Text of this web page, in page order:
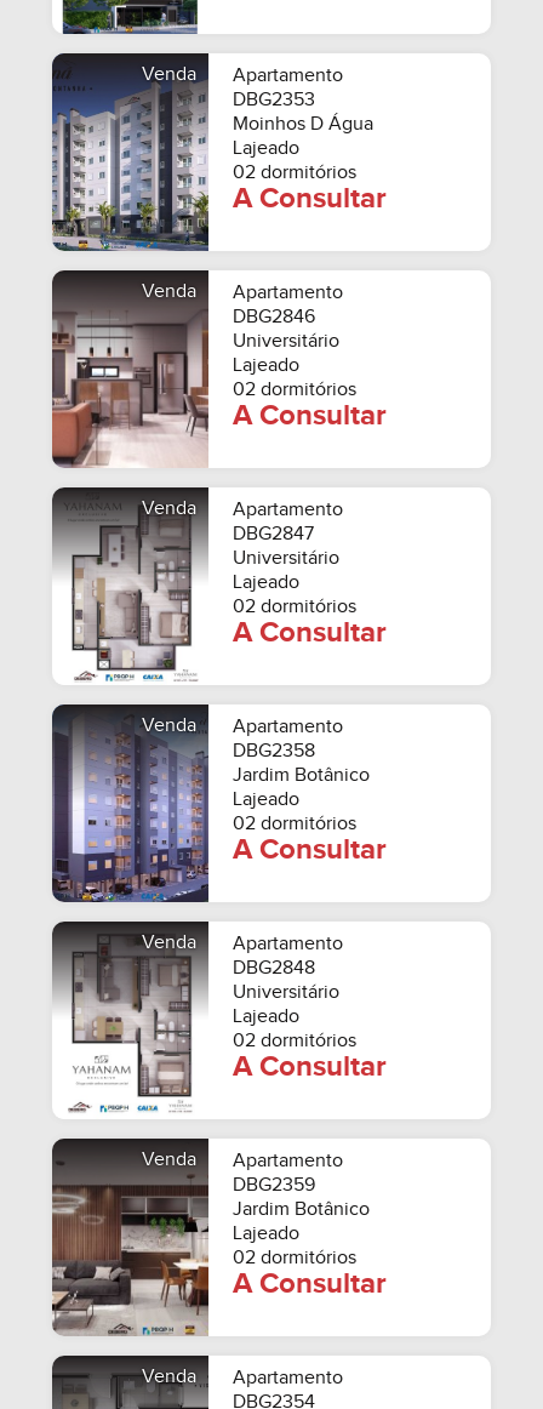
Venda
Apartamento
DBG2353
Moinhos D Água
Lajeado
02 dormitórios
A Consultar
Venda
Apartamento
DBG2846
Universitário
Lajeado
02 dormitórios
A Consultar
Venda
Apartamento
DBG2847
Universitário
Lajeado
02 dormitórios
A Consultar
Venda
Apartamento
DBG2358
Jardim Botânico
Lajeado
02 dormitórios
A Consultar
Venda
Apartamento
DBG2848
Universitário
Lajeado
02 dormitórios
A Consultar
Venda
Apartamento
DBG2359
Jardim Botânico
Lajeado
02 dormitórios
A Consultar
Venda
Apartamento
DBG2354